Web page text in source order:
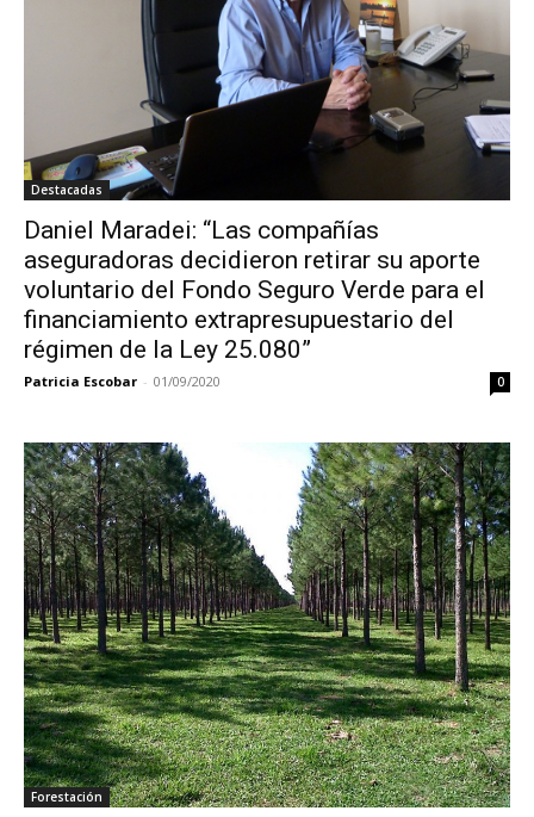
Destacadas
Daniel Maradei: “Las compañías
aseguradoras decidieron retirar su aporte
voluntario del Fondo Seguro Verde para el
financiamiento extrapresupuestario del
régimen de la Ley 25.080”
Patricia Escobar - 01/09/2020 0
Forestación